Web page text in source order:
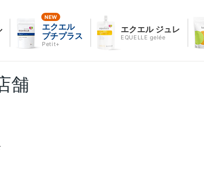
エクエル
プチプラス
Petit+
エクエル ジュレ
EQUELLE gelée
舗